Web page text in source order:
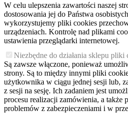
W celu ulepszenia zawartości naszej
dostosowania jej do Państwa
wykorzystujemy pliki cookies
urządzeniach. Kontrolę nad plikami
ustawienia przeglądarki internetowej.
Niezbędne do działania sklepu pliki
Są zawsze włączone, ponieważ
strony. Są to między innymi pliki
użytkownika w ciągu jednej sesji lub,
z sesji na sesję. Ich zadaniem jest
procesu realizacji zamówienia, a także
problemów z zabezpieczeniami i w